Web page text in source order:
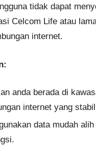
tidak dapat
Celcom Life atau
internet.
anda berada di
internet yang
data mudah